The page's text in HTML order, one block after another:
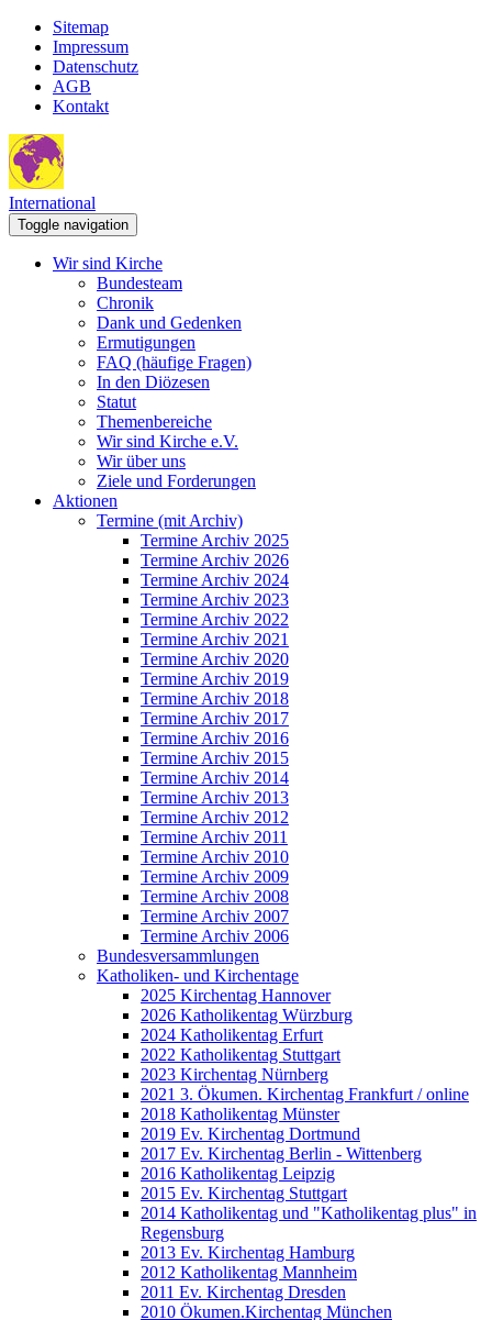
Sitemap
Impressum
Datenschutz
AGB
Kontakt
International
Toggle navigation
Wir sind Kirche
Bundesteam
Chronik
Dank und Gedenken
Ermutigungen
FAQ (häufige Fragen)
In den Diözesen
Statut
Themenbereiche
Wir sind Kirche e.V.
Wir über uns
Ziele und Forderungen
Aktionen
Termine (mit Archiv)
Termine Archiv 2025
Termine Archiv 2026
Termine Archiv 2024
Termine Archiv 2023
Termine Archiv 2022
Termine Archiv 2021
Termine Archiv 2020
Termine Archiv 2019
Termine Archiv 2018
Termine Archiv 2017
Termine Archiv 2016
Termine Archiv 2015
Termine Archiv 2014
Termine Archiv 2013
Termine Archiv 2012
Termine Archiv 2011
Termine Archiv 2010
Termine Archiv 2009
Termine Archiv 2008
Termine Archiv 2007
Termine Archiv 2006
Bundesversammlungen
Katholiken- und Kirchentage
2025 Kirchentag Hannover
2026 Katholikentag Würzburg
2024 Katholikentag Erfurt
2022 Katholikentag Stuttgart
2023 Kirchentag Nürnberg
2021 3. Ökumen. Kirchentag Frankfurt / online
2018 Katholikentag Münster
2019 Ev. Kirchentag Dortmund
2017 Ev. Kirchentag Berlin - Wittenberg
2016 Katholikentag Leipzig
2015 Ev. Kirchentag Stuttgart
2014 Katholikentag und "Katholikentag plus" in
Regensburg
2013 Ev. Kirchentag Hamburg
2012 Katholikentag Mannheim
2011 Ev. Kirchentag Dresden
2010 Ökumen.Kirchentag München